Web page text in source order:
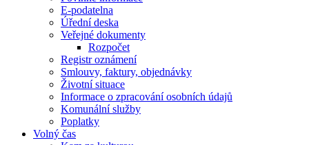
E-podatelna
Úřední deska
Veřejné dokumenty
Rozpočet
Registr oznámení
Smlouvy, faktury, objednávky
Životní situace
Informace o zpracování osobních údajů
Komunální služby
Poplatky
Volný čas